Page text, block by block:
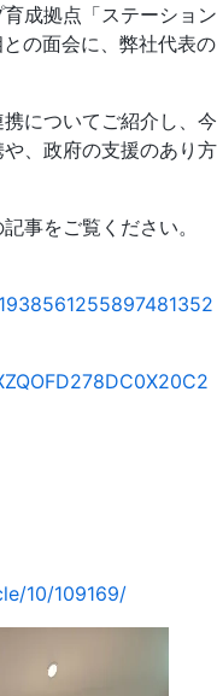
成拠点「ステーション
の面会に、弊社代表の
についてご紹介し、今
、政府の支援のあり方
事をご覧ください。
10/109169/